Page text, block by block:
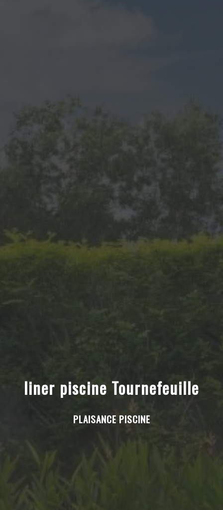
liner piscine Tournefeuille
PLAISANCE PISCINE